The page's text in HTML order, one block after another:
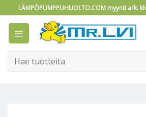
to
content
LÄMPÖPUMPPUHUOLTO.COM myynti ark.
Etsi: